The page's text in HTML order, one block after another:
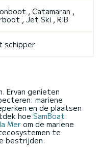
, Catamaran ,
, Jet Ski , RIB
schipper
Ervan genieten
mariene
en de plaatsen
hoe SamBoat
Mer om de mariene
te
bestrijden.